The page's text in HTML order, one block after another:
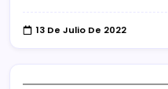
13 De Julio De 2022